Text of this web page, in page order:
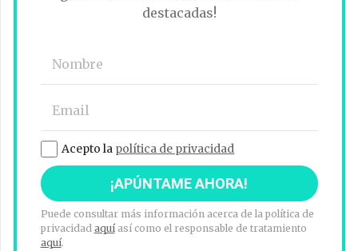
destacadas!
Acepto la política de privacidad
Puede consultar más información acerca de la política de
privacidad aquíasí como el responsable de tratamiento
aquí.